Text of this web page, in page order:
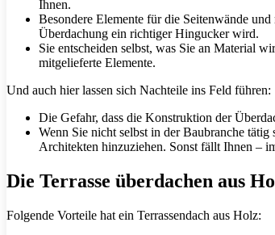
Ihnen.
Besondere Elemente für die Seitenwände
Überdachung ein richtiger Hingucker wird.
Sie entscheiden selbst, was Sie an Material
mitgelieferte Elemente.
Und auch hier lassen sich Nachteile ins Feld führen:
Die Gefahr, dass die Konstruktion der
Wenn Sie nicht selbst in der Baubranche
Architekten hinzuziehen. Sonst fällt Ihnen –
Die Terrasse überdachen aus
Folgende Vorteile hat ein Terrassendach aus Holz: